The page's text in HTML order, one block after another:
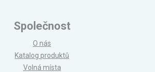
Společnost
O nás
Katalog produktů
Volná místa